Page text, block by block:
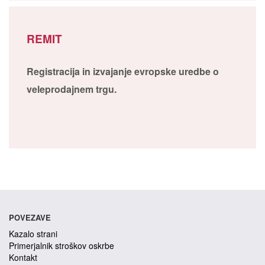
REMIT
Registracija in izvajanje evropske uredbe o
veleprodajnem trgu.
POVEZAVE
Kazalo strani
Primerjalnik stroškov oskrbe
Kontakt